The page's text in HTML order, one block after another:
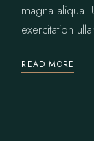
magna aliqua.
exercitation
READ MORE